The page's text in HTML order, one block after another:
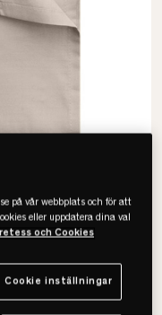
på vår webbplats och för att
eller uppdatera dina val
och Cookies
Cookie inställningar